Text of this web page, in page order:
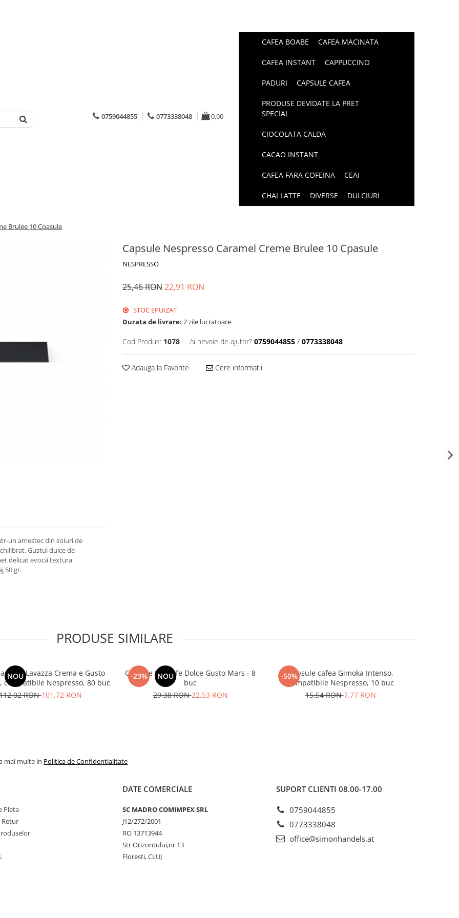
0759044855 0773338048 0,00
CAFEA BOABE CAFEA MACINATA
CAFEA INSTANT CAPPUCCINO
PADURI CAPSULE CAFEA
PRODUSE DEVIDATE LA PRET
SPECIAL
CIOCOLATA CALDA
CACAO INSTANT
CAFEA FARA COFEINA CEAI
CHAI LATTE DIVERSE DULCIURI
Brulee 10 Cpasule
Capsule Nespresso Caramel Creme Brulee 10 Cpasule
NESPRESSO
25,46 RON22,91 RON
STOC EPUIZAT
Durata de livrare: 2 zile lucratoare
Cod Produs: 1078 Ai nevoie de ajutor? 0759044855 / 0773338048
Adauga la Favorite Cere informatii
un amestec din soiuri de
Gustul dulce de
delicat evocă textura
50 gr.
PRODUSE SIMILARE
NOULavazza Crema e Gusto
compatibile Nespresso, 80 buc
RON101,72 RON
-23% NOU
Capsule Nescafe Dolce Gusto Mars - 8
buc
29,38 RON22,53 RON
-50%
Capsule cafea Gimoka Intenso,
Compatibile Nespresso, 10 buc
15,54 RON7,77 RON
mai multe in Politica de Confidentialitate
Plata
Retur
DATE COMERCIALE
SC MADRO COMIMPEX SRL
J12/272/2001
RO 13713944
Str Orizontului,nr 13
Floresti, CLUJ
SUPORT CLIENTI 08.00-17.00
0759044855
0773338048
office@simonhandels.at